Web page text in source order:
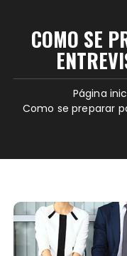
COMO SE
Página
Como se preparar